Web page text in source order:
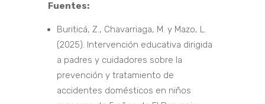
Fuentes:
Buriticá, Z., Chavarriaga, M. y Mazo, L.
(2025). Intervención educativa dirigida
a padres y cuidadores sobre la
prevención y tratamiento de
accidentes domésticos en niños